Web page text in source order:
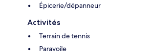
Épicerie/dépanneur
Activités
Terrain de tennis
Paravoile